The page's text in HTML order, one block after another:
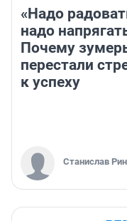
«Надо
надо
Почему
перестали
к успеху
Станислав